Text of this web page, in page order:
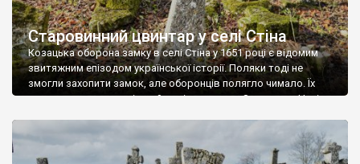
Старовинний цвинтар у селі Стіна
Козацька оборона замку в селі Стіна у 1651 році є відомим
звитяжним епізодом української історії. Поляки тоді не
змогли захопити замок, але оборонців полягло чимало. Їх
поховали на цвинтарі, який тоді називався Замковим. Нині на
ньому чимало хрестів 19 століття, є такі, де епітафії стер […]